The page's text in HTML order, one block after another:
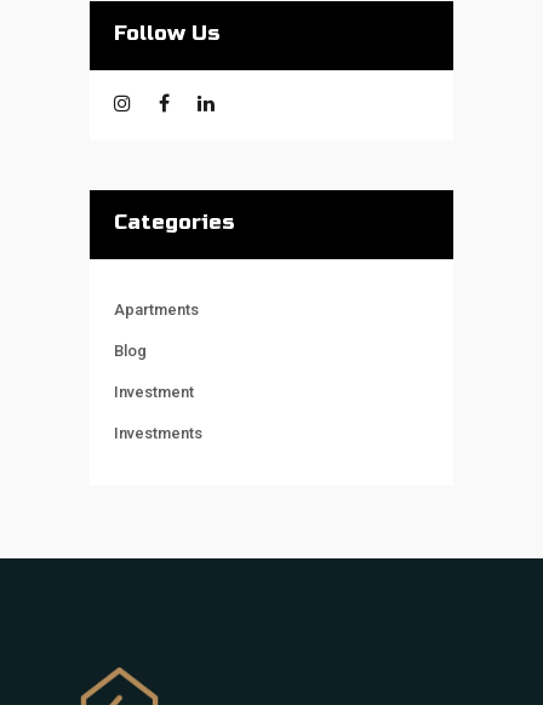
Follow Us
Categories
Apartments
Blog
Investment
Investments